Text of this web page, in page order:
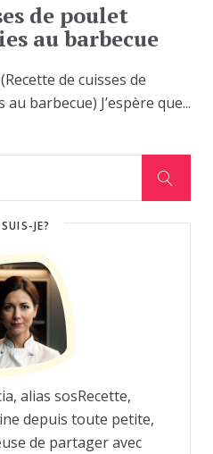
de poulet
au barbecue
de cuisses de
barbecue) J’espère que...
JE?
alias sosRecette,
depuis toute petite,
de partager avec